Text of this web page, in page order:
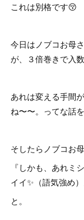
これは別格です😚
今日はノブコお母
が、３倍巻きで入
あれは変える手間
ね〜〜。ってな話
そしたらノブコお
『しかも、あれミ
イイ✨（語気強め）
と。